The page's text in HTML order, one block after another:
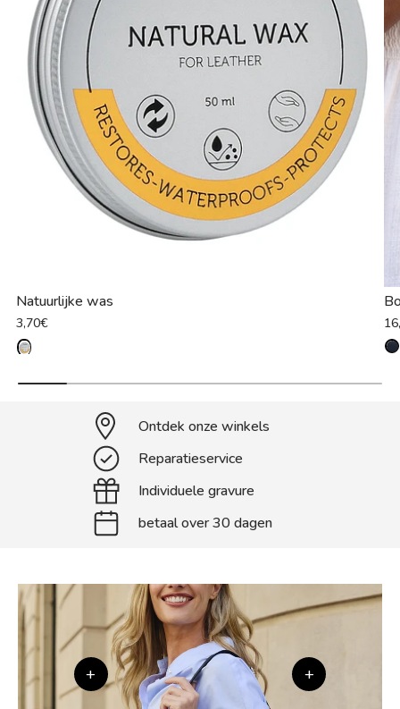
Natuurlijke was
3,70€
Ontdek onze winkels
Reparatieservice
Individuele gravure
betaal over 30 dagen
+ +